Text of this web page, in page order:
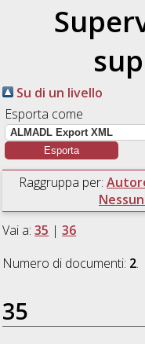
Su di un livello
Esporta come
Raggruppa per:
Vai a:35 |36
Numero di documenti: 2.
35